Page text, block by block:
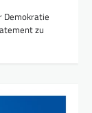
Demokratie
zu